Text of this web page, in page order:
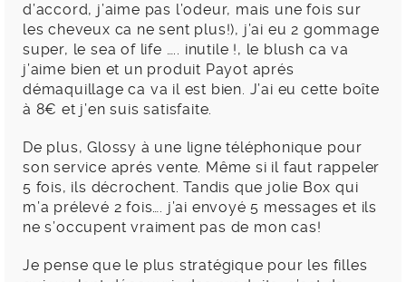
d’accord, j’aime pas l’odeur, mais une fois sur
les cheveux ca ne sent plus!), j’ai eu 2 gommage
super, le sea of life ….. inutile !, le blush ca va
j’aime bien et un produit Payot aprés
démaquillage ca va il est bien. J’ai eu cette boîte
à 8€ et j’en suis satisfaite.
De plus, Glossy à une ligne téléphonique pour
son service aprés vente. Même si il faut rappeler
5 fois, ils décrochent. Tandis que jolie Box qui
m’a prélevé 2 fois…. j’ai envoyé 5 messages et ils
ne s’occupent vraiment pas de mon cas!
Je pense que le plus stratégique pour les filles